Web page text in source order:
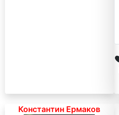
Константин Ермаков